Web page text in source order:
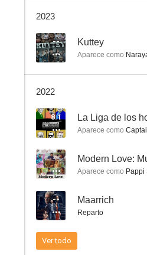
--
2023
-- Kuttey
Aparece como
2022
8.1
Aparece como
-- Modern Love:
Aparece como Pappi
-- Maarrich
Reparto
Ver todo